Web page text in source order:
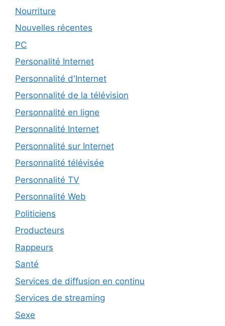
Nourriture
Nouvelles récentes
PC
Personalité Internet
Personnalité d'Internet
Personnalité de la télévision
Personnalité en ligne
Personnalité Internet
Personnalité sur Internet
Personnalité télévisée
Personnalité TV
Personnalité Web
Politiciens
Producteurs
Rappeurs
Santé
Services de diffusion en continu
Services de streaming
Sexe